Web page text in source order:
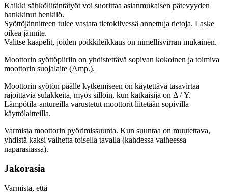
Kaikki sähköliitäntätyöt voi suorittaa asianmukaisen pätevyyden
hankkinut henkilö.
Syöttöjännitteen tulee vastata tietokilvessä annettuja tietoja. Laske
oikea jännite.
Valitse kaapelit, joiden poikkileikkaus on nimellisvirran mukainen.
Moottorin syöttöpiiriin on yhdistettävä sopivan kokoinen ja toimiva
moottorin suojalaite (Amp.).
Moottorin syötön päälle kytkemiseen on käytettävä tasavirtaa
rajoittavia sulakkeita, myös silloin, kun katkaisija on Δ / Y.
Lämpötila-antureilla varustetut moottorit liitetään sopivilla
käyttölaitteilla.
Varmista moottorin pyörimissuunta. Kun suuntaa on muutettava,
yhdistä kaksi vaihetta toisella tavalla (kahdessa vaiheessa
naparasiassa).
Jakorasia
Varmista, että